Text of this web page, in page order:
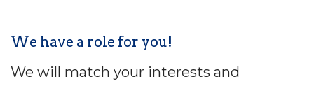
We have a role for you!
We will match your interests and